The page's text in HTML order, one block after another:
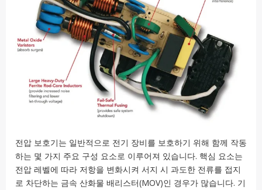
전압 보호기는 일반적으로 전기 장비를 보호하기 위해 함께 작동
하는 몇 가지 주요 구성 요소로 이루어져 있습니다. 핵심 요소는
전압 레벨에 따라 저항을 변화시켜 서지 시 과도한 전류를 접지
로 차단하는 금속 산화물 배리스터(MOV)인 경우가 많습니다. 기